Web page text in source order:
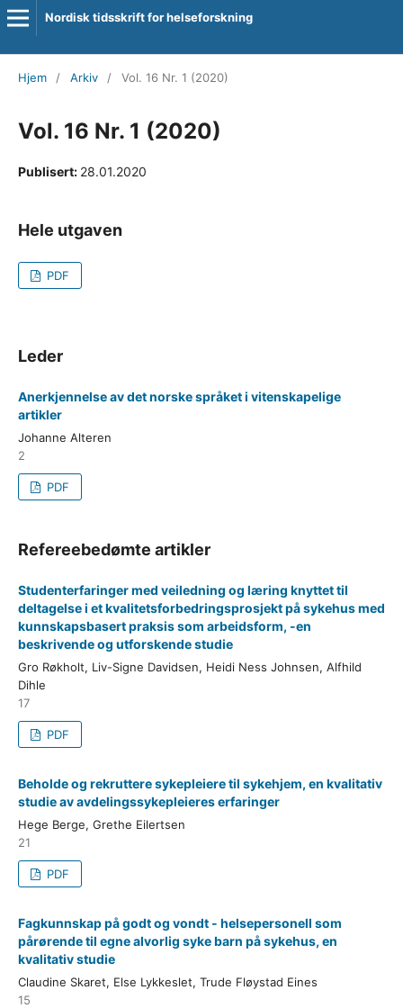
Nordisk tidsskrift for helseforskning
Hjem / Arkiv / Vol. 16 Nr. 1 (2020)
Vol. 16 Nr. 1 (2020)
Publisert: 28.01.2020
Hele utgaven
PDF
Leder
Anerkjennelse av det norske språket i vitenskapelige
artikler
Johanne Alteren
2
PDF
Refereebedømte artikler
Studenterfaringer med veiledning og læring knyttet til
deltagelse i et kvalitetsforbedringsprosjekt på sykehus med
kunnskapsbasert praksis som arbeidsform, -en
beskrivende og utforskende studie
Gro Røkholt, Liv-Signe Davidsen, Heidi Ness Johnsen, Alfhild
Dihle
17
PDF
Beholde og rekruttere sykepleiere til sykehjem, en kvalitativ
studie av avdelingssykepleieres erfaringer
Hege Berge, Grethe Eilertsen
21
PDF
Fagkunnskap på godt og vondt - helsepersonell som
pårørende til egne alvorlig syke barn på sykehus, en
kvalitativ studie
Claudine Skaret, Else Lykkeslet, Trude Fløystad Eines
15